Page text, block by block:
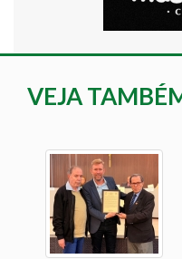
VEJA